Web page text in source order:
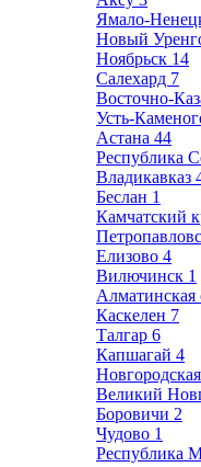
Ямало-
Новый
Ноябрьск 14
Салехард 7
Восточно-
Усть-
Астана 44
Республика
Владикавказ
Беслан 1
Камчатский
Елизово 4
Вилючинск 1
Алматинская
Каскелен 7
Талгар 6
Капшагай 4
Великий
Боровичи 2
Чудово 1
Республика